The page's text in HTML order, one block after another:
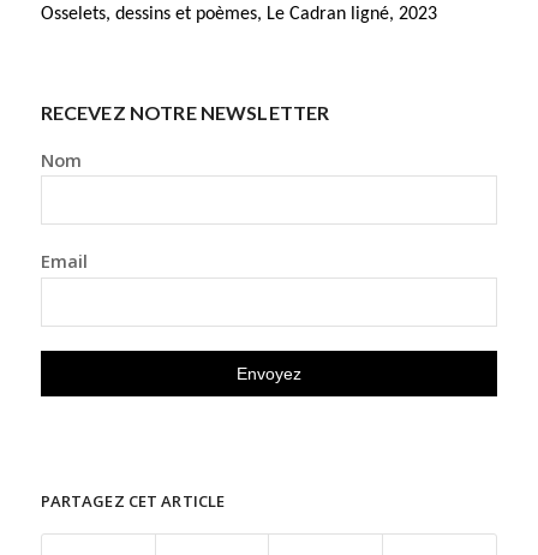
Osselets, dessins et poèmes, Le Cadran ligné, 2023
RECEVEZ NOTRE NEWSLETTER
Nom
Email
PARTAGEZ CET ARTICLE